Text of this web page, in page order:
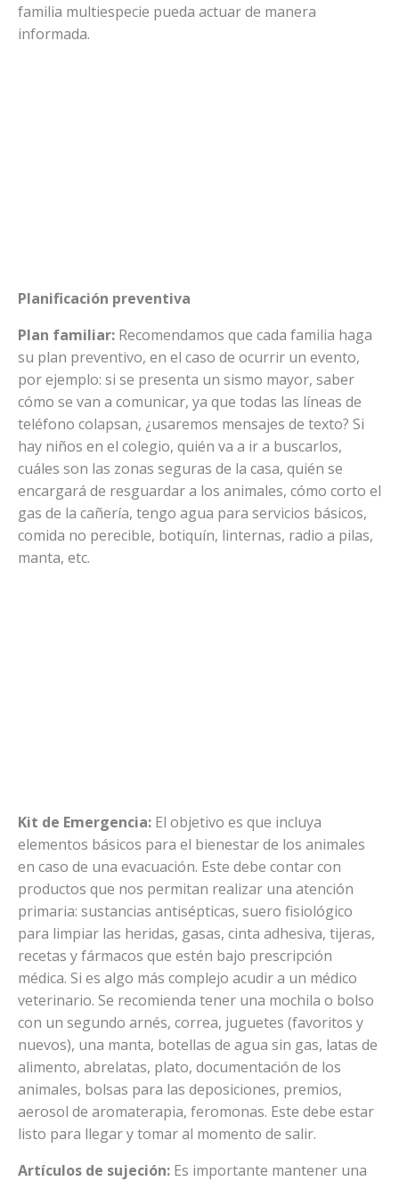
familia multiespecie pueda actuar de manera
informada.
Planificación preventiva
Plan familiar: Recomendamos que cada familia haga
su plan preventivo, en el caso de ocurrir un evento,
por ejemplo: si se presenta un sismo mayor, saber
cómo se van a comunicar, ya que todas las líneas de
teléfono colapsan, ¿usaremos mensajes de texto? Si
hay niños en el colegio, quién va a ir a buscarlos,
cuáles son las zonas seguras de la casa, quién se
encargará de resguardar a los animales, cómo corto el
gas de la cañería, tengo agua para servicios básicos,
comida no perecible, botiquín, linternas, radio a pilas,
manta, etc.
Kit de Emergencia: El objetivo es que incluya
elementos básicos para el bienestar de los animales
en caso de una evacuación. Este debe contar con
productos que nos permitan realizar una atención
primaria: sustancias antisépticas, suero fisiológico
para limpiar las heridas, gasas, cinta adhesiva, tijeras,
recetas y fármacos que estén bajo prescripción
médica. Si es algo más complejo acudir a un médico
veterinario. Se recomienda tener una mochila o bolso
con un segundo arnés, correa, juguetes (favoritos y
nuevos), una manta, botellas de agua sin gas, latas de
alimento, abrelatas, plato, documentación de los
animales, bolsas para las deposiciones, premios,
aerosol de aromaterapia, feromonas. Este debe estar
listo para llegar y tomar al momento de salir.
Artículos de sujeción: Es importante mantener una